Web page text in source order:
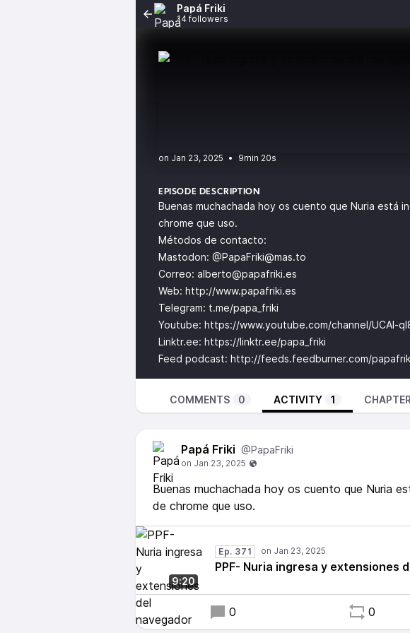
Papá Friki
14 followers
• 9min 20s
EPISODE DESCRIPTION
Buenas muchachada hoy os cuento que Nuria está
chrome que uso.
Métodos de contacto:
Mastodon: @PapaFriki@mas.to
Correo: alberto@papafriki.es
Web: http://www.papafriki.es
Telegram: t.me/papa_friki
Youtube: https://www.youtube.com/channel/UCAl-
Linktr.ee: https://linktr.ee/papa_friki
Feed podcast: http://feeds.feedburner.com/
COMMENTS 0 ACTIVITY 1
Papá Friki @PapaFriki
Buenas muchachada hoy os cuento que Nuria
de chrome que uso.
9:20
Ep. 371
PPF- Nuria ingresa y extensiones
0 0